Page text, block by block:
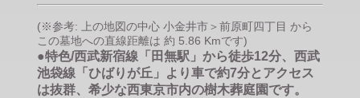
(※参考: 上の地図の中心 小金井市＞前原町四丁目 から
この墓地への直線距離は 約 5.86 Kmです)
●特色/西武新宿線「田無駅」から徒歩12分、西武
池袋線「ひばりが丘」より車で約7分とアクセス
は抜群、希少な西東京市内の樹木葬庭園です。